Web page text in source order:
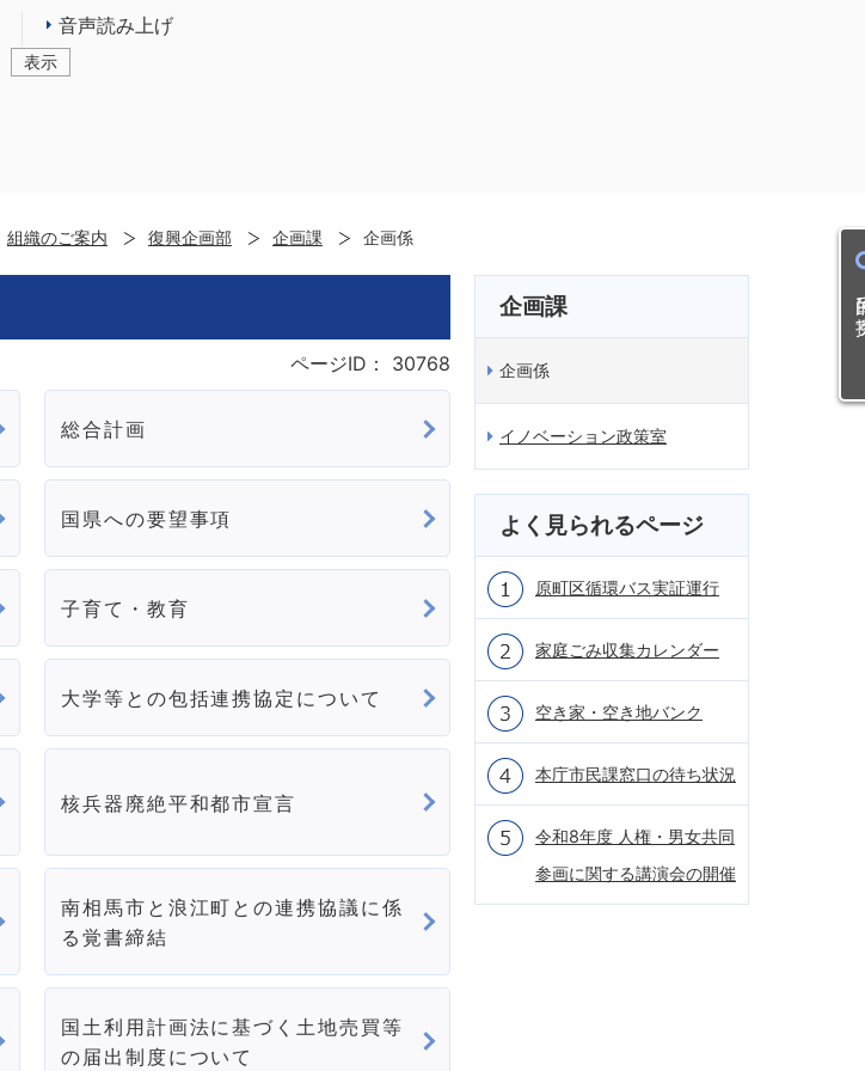
音声読み上げ
表示
目
組織のご案内 復興企画部 企画課 企画係
ページID： 30768
総合計画
国県への要望事項
子育て・教育
大学等との包括連携協定について
核兵器廃絶平和都市宣言
南相馬市と浪江町との連携協議に係
る覚書締結
国土利用計画法に基づく土地売買等
の届出制度について
企画課
企画係
イノベーション政策室
よく見られるページ
原町区循環バス実証運行
家庭ごみ収集カレンダー
空き家・空き地バンク
本庁市民課窓口の待ち状況
令和8年度 人権・男女共同
参画に関する講演会の開催